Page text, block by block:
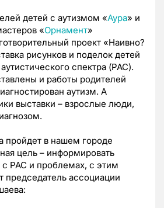
детей с аутизмом «Аура» и
«Орнамент»
проект «Наивно?
рисунков и поделок детей
спектра (РАС).
и работы родителей
аутизм. А
выставки – взрослые люди,
пройдет в нашем городе
цель – информировать
РАС и проблемах, с этим
председатель ассоциации